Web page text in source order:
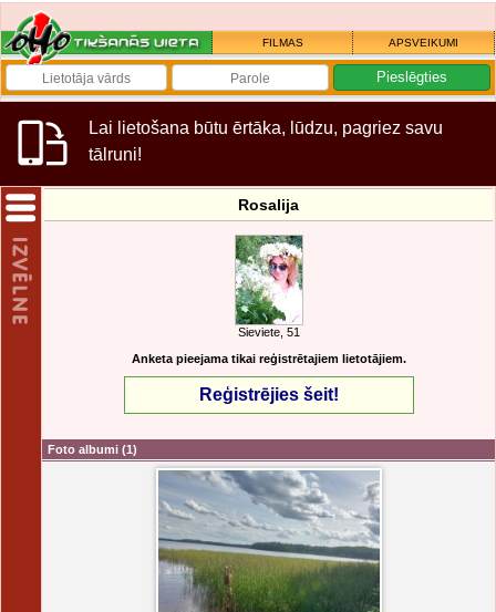
FILMAS APSVEIKUMI
Lai lietošana būtu ērtāka, lūdzu, pagriez savu
tālruni!
Rosalija
Sieviete, 51
Anketa pieejama tikai reģistrētajiem lietotājiem.
Reģistrējies šeit!
Foto albumi (1)